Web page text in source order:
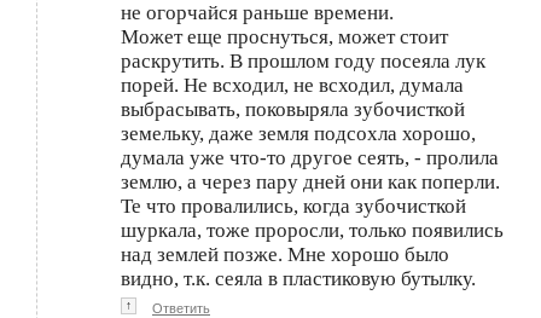
не огорчайся раньше времени.
Может еще проснуться, может стоит
раскрутить. В прошлом году посеяла лук
порей. Не всходил, не всходил, думала
выбрасывать, поковыряла зубочисткой
земельку, даже земля подсохла хорошо,
думала уже что-то другое сеять, - пролила
землю, а через пару дней они как поперли.
Те что провалились, когда зубочисткой
шуркала, тоже проросли, только появились
над землей позже. Мне хорошо было
видно, т.к. сеяла в пластиковую бутылку.
↑ Ответить